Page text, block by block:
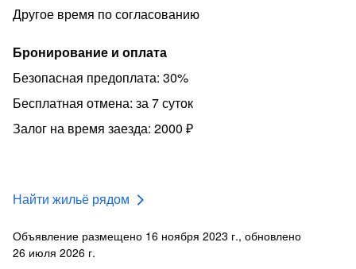
Другое время по согласованию
Бронирование и оплата
Безопасная предоплата: 30%
Бесплатная отмена: за 7 суток
Залог на время заезда: 2000 ₽
Найти жильё рядом
Объявление размещено 16 ноября 2023 г., обновлено
26 июля 2026 г.